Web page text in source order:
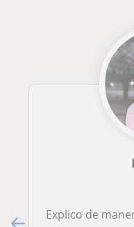
Explico de manera muy